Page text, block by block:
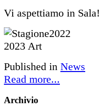
Vi aspettiamo in Sala!
Published in News
Read more...
Archivio